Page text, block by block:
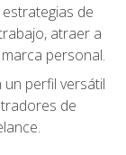
de
atraer a
personal.
perfil versátil
de